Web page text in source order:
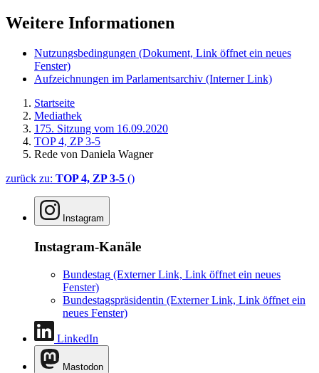
Weitere Informationen
Nutzungsbedingungen (Dokument, Link öffnet ein neues
Fenster)
Aufzeichnungen im Parlamentsarchiv (Interner Link)
Startseite
Mediathek
175. Sitzung vom 16.09.2020
TOP 4, ZP 3-5
Rede von Daniela Wagner
zurück zu: TOP 4, ZP 3-5 ()
Instagram
Instagram-Kanäle
Bundestag (Externer Link, Link öffnet ein neues
Fenster)
Bundestagspräsidentin (Externer Link, Link öffnet ein
neues Fenster)
LinkedIn
Mastodon